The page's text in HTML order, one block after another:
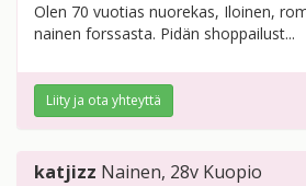
Olen 70 vuotias nuorekas, Iloinen,
nainen forssasta. Pidän shoppailust...
Liity ja ota yhteyttä
katjizz Nainen, 28v Kuopio